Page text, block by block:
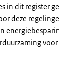
in dit register
deze